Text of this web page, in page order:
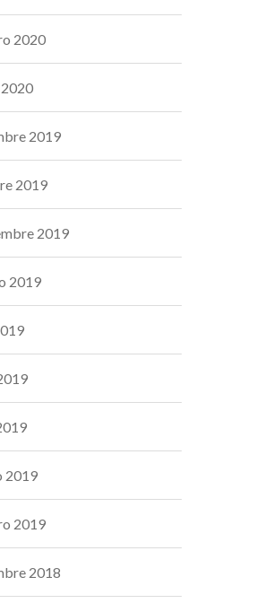
2020
2019
2019
2019
2019
2019
2019
2018